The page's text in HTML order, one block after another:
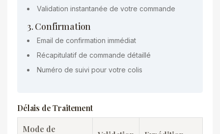
Validation instantanée de votre commande
3. Confirmation
Email de confirmation immédiat
Récapitulatif de commande détaillé
Numéro de suivi pour votre colis
Délais de Traitement
Mode de